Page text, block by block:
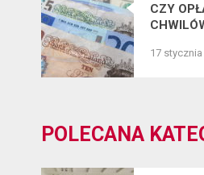
CZY
17 stycznia
POLECANA